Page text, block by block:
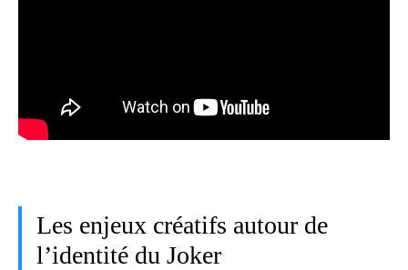
Les enjeux créatifs autour de
l’identité du Joker